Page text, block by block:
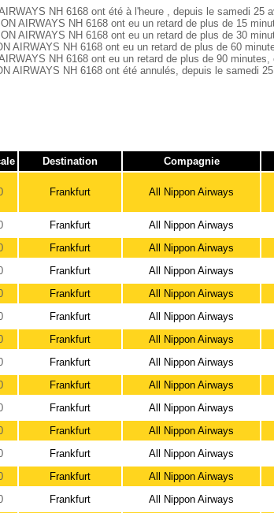
NH 6168 ont été à l'heure , depuis le samedi 25
AIRWAYS NH 6168 ont eu un retard de plus de 15
AIRWAYS NH 6168 ont eu un retard de plus de 30
AIRWAYS NH 6168 ont eu un retard de plus de 60
NH 6168 ont eu un retard de plus de 90
AIRWAYS NH 6168 ont été annulés, depuis le samedi
Destination Compagnie
Frankfurt All Nippon Airways
Frankfurt All Nippon Airways
Frankfurt All Nippon Airways
Frankfurt All Nippon Airways
Frankfurt All Nippon Airways
Frankfurt All Nippon Airways
Frankfurt All Nippon Airways
Frankfurt All Nippon Airways
Frankfurt All Nippon Airways
Frankfurt All Nippon Airways
Frankfurt All Nippon Airways
Frankfurt All Nippon Airways
Frankfurt All Nippon Airways
Frankfurt All Nippon Airways